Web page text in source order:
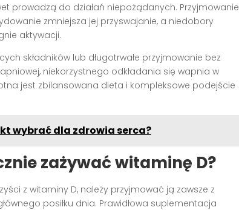
prowadzą do działań niepożądanych. Przyjmowanie
zmniejsza jej przyswajanie, a niedobory
aktywacji.
składników lub długotrwałe przyjmowanie bez
niekorzystnego odkładania się wapnia w
jest zbilansowana dieta i kompleksowe podejście
wybrać dla zdrowia serca?
zażywać witaminę D?
z witaminy D, należy przyjmować ją zawsze z
posiłku dnia. Prawidłowa suplementacja